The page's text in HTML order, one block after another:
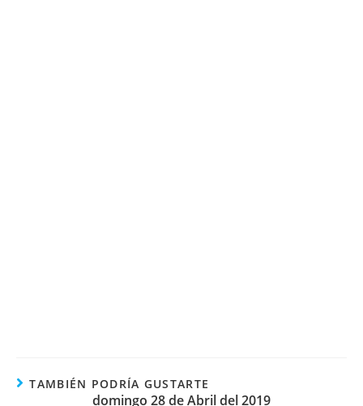
TAMBIÉN PODRÍA GUSTARTE
domingo 28 de Abril del 2019